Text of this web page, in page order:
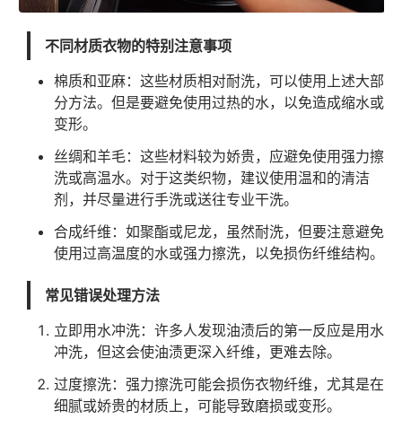
不同材质衣物的特别注意事项
棉质和亚麻：这些材质相对耐洗，可以使用上述大部
分方法。但是要避免使用过热的水，以免造成缩水或
变形。
丝绸和羊毛：这些材料较为娇贵，应避免使用强力擦
洗或高温水。对于这类织物，建议使用温和的清洁
剂，并尽量进行手洗或送往专业干洗。
合成纤维：如聚酯或尼龙，虽然耐洗，但要注意避免
使用过高温度的水或强力擦洗，以免损伤纤维结构。
常见错误处理方法
立即用水冲洗：许多人发现油渍后的第一反应是用水
冲洗，但这会使油渍更深入纤维，更难去除。
过度擦洗：强力擦洗可能会损伤衣物纤维，尤其是在
细腻或娇贵的材质上，可能导致磨损或变形。